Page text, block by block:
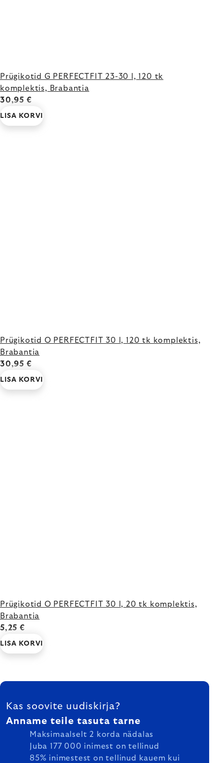
Prügikotid G PERFECTFIT 23-30 l, 120 tk
komplektis, Brabantia
30,95 €
LISA KORVI
Prügikotid O PERFECTFIT 30 l, 120 tk komplektis,
Brabantia
30,95 €
LISA KORVI
Prügikotid O PERFECTFIT 30 l, 20 tk komplektis,
Brabantia
5,25 €
LISA KORVI
FOOTER
Kas soovite uudiskirja?
Anname teile tasuta tarne
Maksimaalselt 2 korda nädalas
Juba 177 000 inimest on tellinud
85% inimestest on tellinud kauem kui